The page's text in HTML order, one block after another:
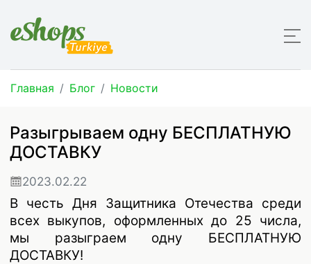
Главная Блог Новости
Разыгрываем одну БЕСПЛАТНУЮ
ДОСТАВКУ
2023.02.22
В честь Дня Защитника Отечества среди
всех выкупов, оформленных до 25 числа,
мы разыграем одну БЕСПЛАТНУЮ
ДОСТАВКУ!